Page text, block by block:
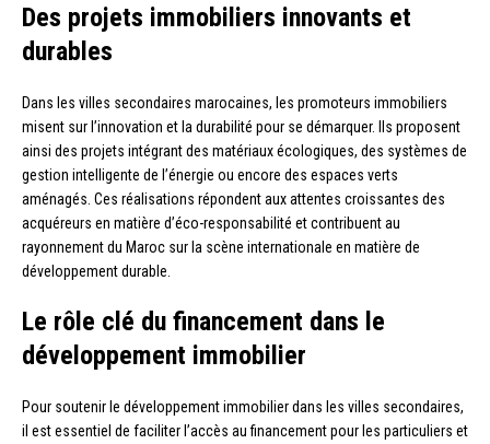
Des projets immobiliers innovants et
durables
Dans les villes secondaires marocaines, les promoteurs immobiliers
misent sur l’innovation et la durabilité pour se démarquer. Ils proposent
ainsi des projets intégrant des matériaux écologiques, des systèmes de
gestion intelligente de l’énergie ou encore des espaces verts
aménagés. Ces réalisations répondent aux attentes croissantes des
acquéreurs en matière d’éco-responsabilité et contribuent au
rayonnement du Maroc sur la scène internationale en matière de
développement durable.
Le rôle clé du financement dans le
développement immobilier
Pour soutenir le développement immobilier dans les villes secondaires,
il est essentiel de faciliter l’accès au financement pour les particuliers et